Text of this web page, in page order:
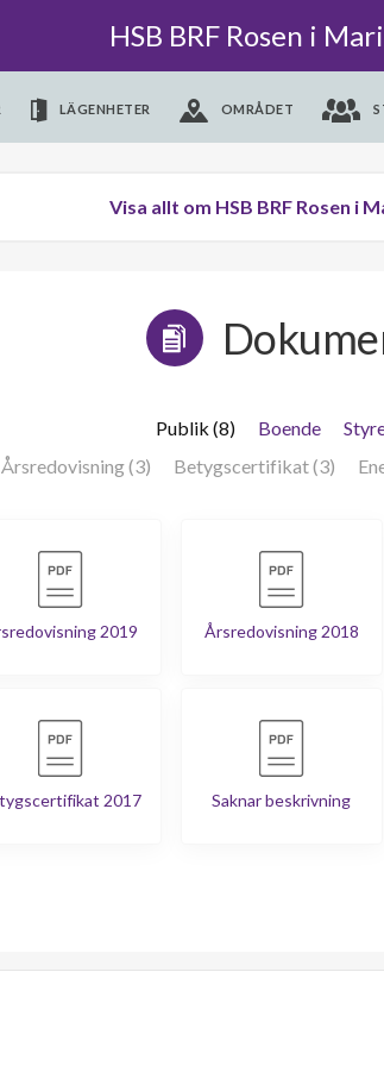
HSB BRF Rosen i
LÄGENHETER OMRÅDET
Visa allt om HSB BRF Rosen i
Publik (8) Boende
Årsredovisning (3) Betygscertifikat (3)
2019 Årsredovisning 2018
2017 Saknar beskrivning